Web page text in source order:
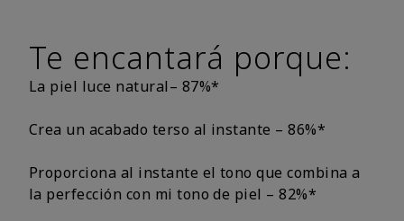
Te encantará porque:
La piel luce natural– 87%*
Crea un acabado terso al instante – 86%*
Proporciona al instante el tono que combina a
la perfección con mi tono de piel – 82%*